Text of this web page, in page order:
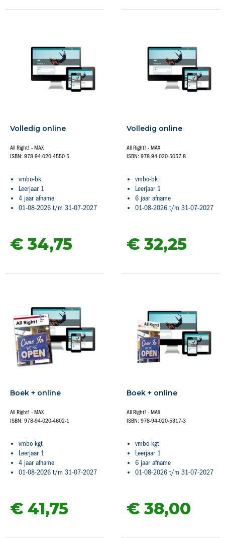
Volledig online
All Right! - MAX
ISBN: 978-94-020-4550-5
vmbo-bk
Leerjaar 1
4 jaar afname
01-08-2026 t/m 31-07-2027
€ 34,75
Volledig online
All Right! - MAX
ISBN: 978-94-020-5057-8
vmbo-bk
Leerjaar 1
6 jaar afname
01-08-2026 t/m 31-07-2027
€ 32,25
Boek + online
All Right! - MAX
ISBN: 978-94-020-4602-1
vmbo-kgt
Leerjaar 1
4 jaar afname
01-08-2026 t/m 31-07-2027
€ 41,75
Boek + online
All Right! - MAX
ISBN: 978-94-020-5317-3
vmbo-kgt
Leerjaar 1
6 jaar afname
01-08-2026 t/m 31-07-2027
€ 38,00